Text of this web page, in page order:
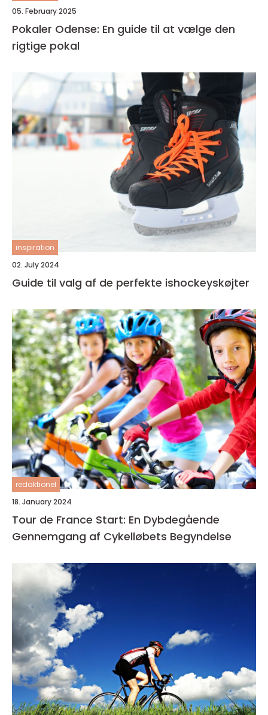
05. February 2025
Pokaler Odense: En guide til at vælge den
rigtige pokal
inspiration
02. July 2024
Guide til valg af de perfekte ishockeyskøjter
redaktionel
18. January 2024
Tour de France Start: En Dybdegående
Gennemgang af Cykelløbets Begyndelse